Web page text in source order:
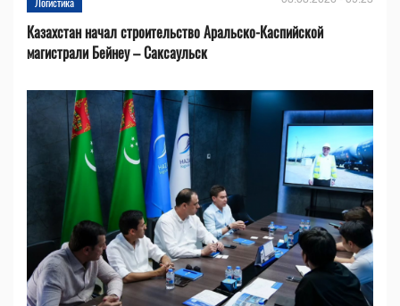
Казахстан начал строительство Аральско-Каспийской
магистрали Бейнеу – Саксаульск